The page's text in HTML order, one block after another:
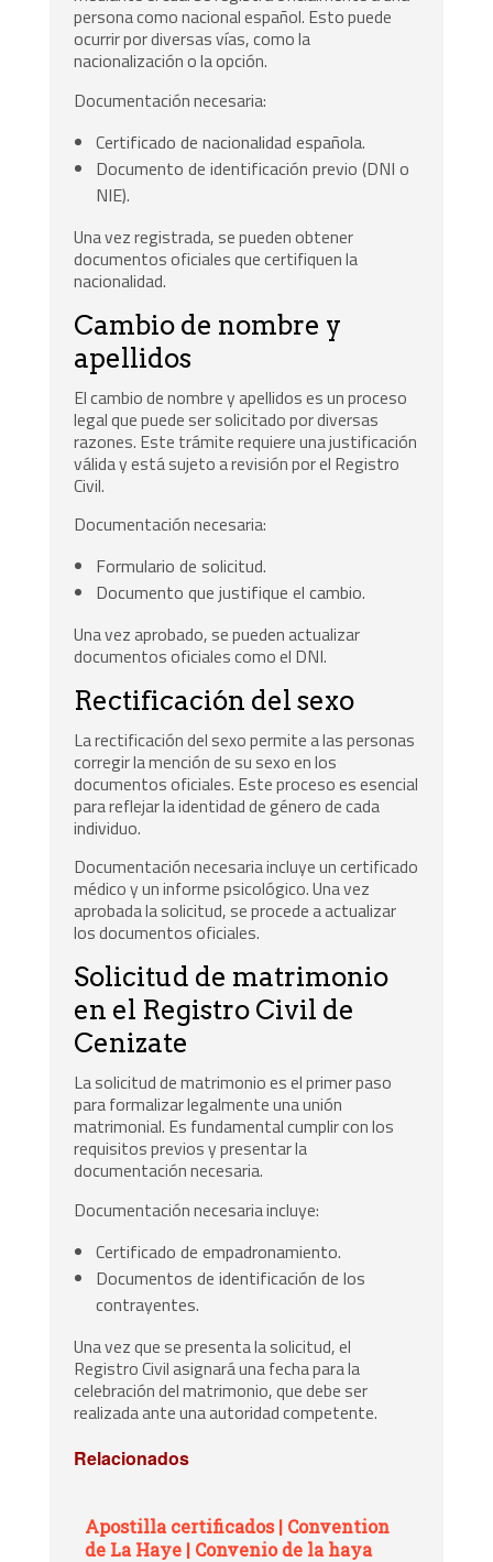
persona como nacional español. Esto puede
ocurrir por diversas vías, como la
nacionalización o la opción.
Documentación necesaria:
Certificado de nacionalidad española.
Documento de identificación previo (DNI o
NIE).
Una vez registrada, se pueden obtener
documentos oficiales que certifiquen la
nacionalidad.
Cambio de nombre y
apellidos
El cambio de nombre y apellidos es un proceso
legal que puede ser solicitado por diversas
razones. Este trámite requiere una justificación
válida y está sujeto a revisión por el Registro
Civil.
Documentación necesaria:
Formulario de solicitud.
Documento que justifique el cambio.
Una vez aprobado, se pueden actualizar
documentos oficiales como el DNI.
Rectificación del sexo
La rectificación del sexo permite a las personas
corregir la mención de su sexo en los
documentos oficiales. Este proceso es esencial
para reflejar la identidad de género de cada
individuo.
Documentación necesaria incluye un certificado
médico y un informe psicológico. Una vez
aprobada la solicitud, se procede a actualizar
los documentos oficiales.
Solicitud de matrimonio
en el Registro Civil de
Cenizate
La solicitud de matrimonio es el primer paso
para formalizar legalmente una unión
matrimonial. Es fundamental cumplir con los
requisitos previos y presentar la
documentación necesaria.
Documentación necesaria incluye:
Certificado de empadronamiento.
Documentos de identificación de los
contrayentes.
Una vez que se presenta la solicitud, el
Registro Civil asignará una fecha para la
celebración del matrimonio, que debe ser
realizada ante una autoridad competente.
Relacionados
Apostilla certificados | Convention
de La Haye | Convenio de la haya